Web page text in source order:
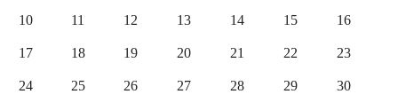
10 11 12 13 14 15 16
17 18 19 20 21 22 23
24 25 26 27 28 29 30